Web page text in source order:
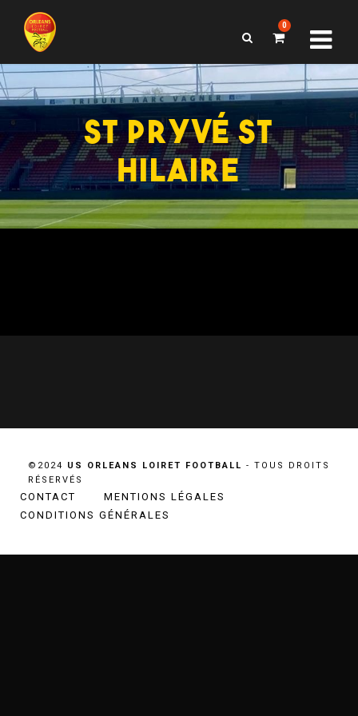
0
ST PRYVÉ ST
HILAIRE
©2024 US ORLEANS LOIRET FOOTBALL - TOUS DROITS
RÉSERVÉS
CONTACT
MENTIONS LÉGALES
CONDITIONS GÉNÉRALES